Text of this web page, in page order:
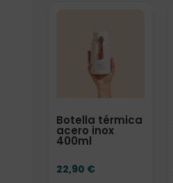
Botella térmica
acero inox
400ml
22,90 €